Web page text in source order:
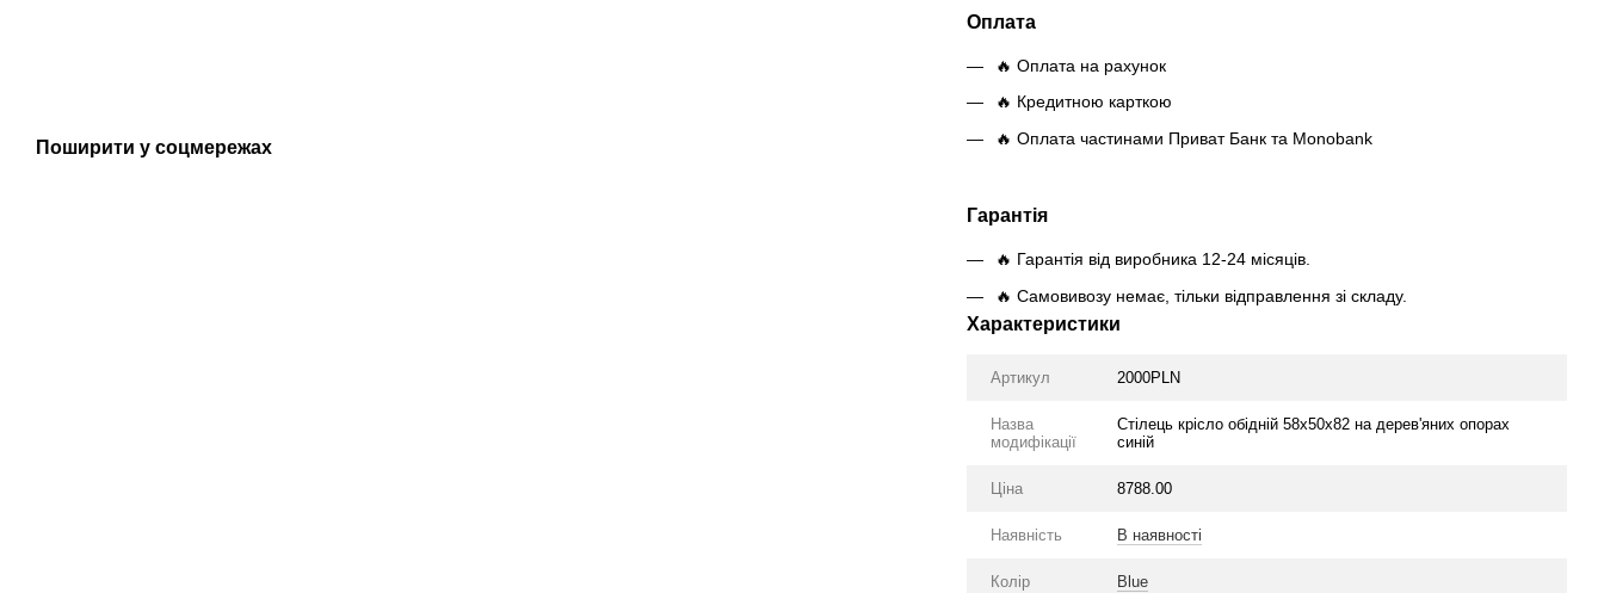
Поширити у соцмережах
Оплата
🔥 Оплата на рахунок
🔥 Кредитною карткою
🔥 Оплата частинами Приват Банк та Monobank
Гарантія
🔥 Гарантія від виробника 12-24 місяців.
🔥 Самовивозу немає, тільки відправлення зі складу.
Характеристики
Артикул 2000PLN
Назва
модифікації
Стілець крісло обідній 58x50x82 на дерев'яних опорах
синій
Ціна 8788.00
Наявність В наявності
Колір Blue